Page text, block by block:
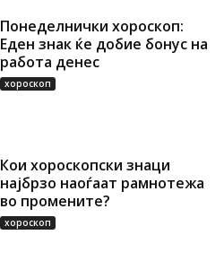
Понеделнички хороскоп:
Еден знак ќе добие бонус на
работа денес
хороскоп
Кои хороскопски знаци
најбрзо наоѓаат рамнотежа
во промените?
хороскоп